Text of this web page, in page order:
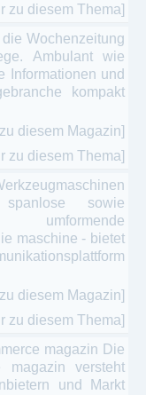
zu diesem Thema]
Wochenzeitung
Ambulant wie
Informationen und
kompakt
diesem Magazin]
zu diesem Thema]
sowie
maschine - bietet
diesem Magazin]
zu diesem Thema]
magazin Die
magazin versteht
und Markt